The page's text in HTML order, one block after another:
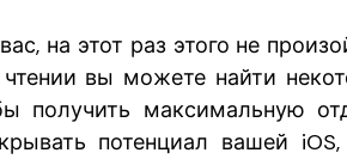
на этот раз этого не
вы можете найти
получить максимальную
потенциал вашей